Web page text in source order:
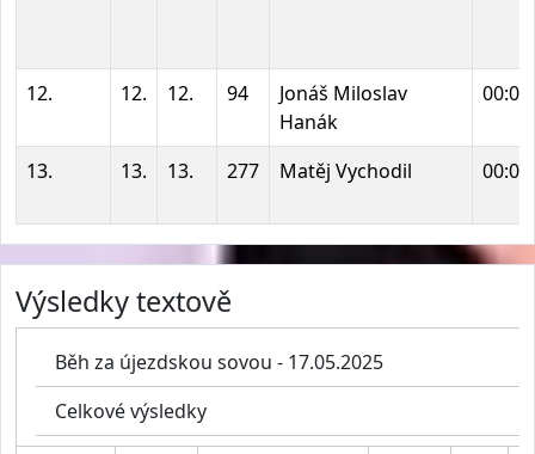
12. 12. 12. 94
Jonáš Miloslav
Hanák
13. 13. 13. 277 Matěj Vychodil
Výsledky textově
Běh za újezdskou sovou - 17.05.2025
Celkové výsledky